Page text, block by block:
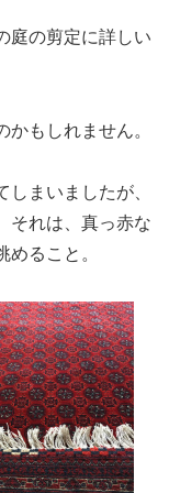
庭の剪定に詳しい
もしれません。
まいましたが、
それは、真っ赤な
ること。